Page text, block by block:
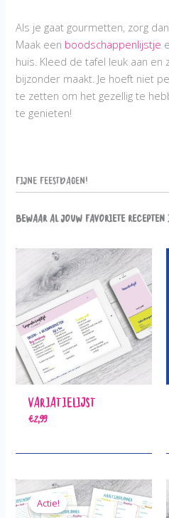
Als je gaat gourmetten, zorg
Maak een boodschappenlijstje
huis. Kleed de tafel leuk aan
bijzonder maakt. Je hoeft niet
te zetten om het gezellig te
te genieten!
Fijne Feestdagen!
Bewaar al jouw favoriete
Variatielijst
€2,99
Actie!